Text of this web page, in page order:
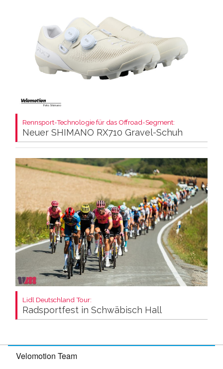
Rennsport-Technologie für das Offroad-Segment:
Neuer SHIMANO RX710 Gravel-Schuh
Lidl Deutschland Tour:
Radsportfest in Schwäbisch Hall
Velomotion Team